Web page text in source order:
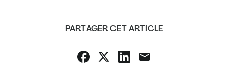
PARTAGER CET ARTICLE